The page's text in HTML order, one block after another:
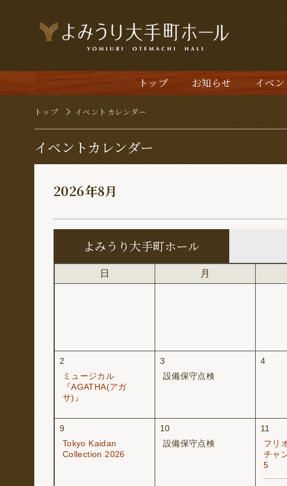
よみ
トップ(現位置)お知らせ イベ
トップ イベントカレンダー
イベントカレンダー
2026年8月
よみうり大手町ホール
日 月
2
ミュージカル
『AGATHA(アガ
サ)』
3
設備保守点検
4
9
Tokyo Kaidan
Collection 2026
10
設備保守点検
11
フリ
チャ
5